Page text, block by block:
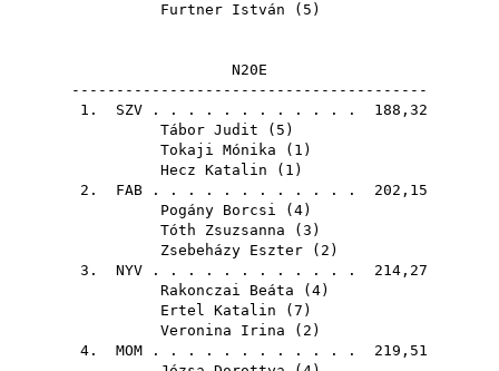
Furtner István ( 5 )
N20E
----------------------------------------
1. SZV . . . . . . . . . . . . 188,32
Tábor Judit ( 5 )
Tokaji Mónika ( 1 )
Hecz Katalin ( 1 )
2. FAB . . . . . . . . . . . . 202,15
Pogány Borcsi ( 4)
Tóth Zsuzsanna ( 3 )
Zsebeházy Eszter ( 2 )
3. NYV . . . . . . . . . . . . 214,27
Rakonczai Beáta ( 4)
Ertel Katalin ( 7 )
Veronina Irina ( 2 )
4. MOM . . . . . . . . . . . . 219,51